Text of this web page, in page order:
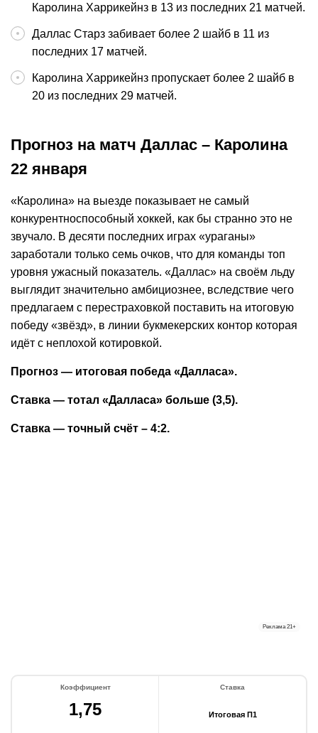
Каролина Харрикейнз в 13 из последних 21 матчей.
Даллас Старз забивает более 2 шайб в 11 из
последних 17 матчей.
Каролина Харрикейнз пропускает более 2 шайб в
20 из последних 29 матчей.
Прогноз на матч Даллас – Каролина
22 января
«Каролина» на выезде показывает не самый
конкурентноспособный хоккей, как бы странно это не
звучало. В десяти последних играх «ураганы»
заработали только семь очков, что для команды топ
уровня ужасный показатель. «Даллас» на своём льду
выглядит значительно амбициознее, вследствие чего
предлагаем с перестраховкой поставить на итоговую
победу «звёзд», в линии букмекерских контор которая
идёт с неплохой котировкой.
Прогноз — итоговая победа «Далласа».
Ставка — тотал «Далласа» больше (3,5).
Ставка — точный счёт – 4:2.
Реклама 21+
Коэффициент
1,75
Ставка
Итоговая П1